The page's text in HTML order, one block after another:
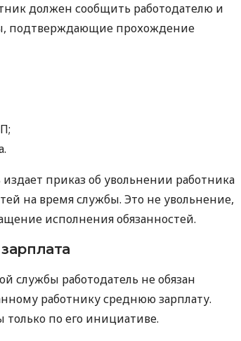
должен сообщить работодателю и
подтверждающие прохождение
издает приказ об увольнении работника
на время службы. Это не увольнение,
исполнения обязанностей.
службы работодатель не обязан
работнику среднюю зарплату.
по его инициативе.